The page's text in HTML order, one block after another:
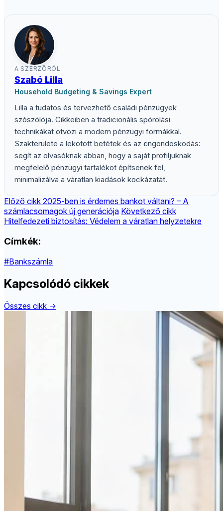
A SZERZŐRŐL
Szabó Lilla
Household Budgeting & Savings Expert
Lilla a tudatos és tervezhető családi pénzügyek
szószólója. Cikkeiben a tradicionális spórolási
technikákat ötvözi a modern pénzügyi formákkal.
Szakterülete a lekötött betétek és az öngondoskodás:
segít az olvasóknak abban, hogy a saját profiljuknak
megfelelő pénzügyi tartalékot építsenek fel,
minimalizálva a váratlan kiadások kockázatát.
Előző cikk 2025-ben is érdemes bankot váltani? – A
számlacsomagok új generációja Következő cikk
Hitelfedezeti biztosítás: Védelem a váratlan helyzetekre
Címkék:
#Bankszámla
Kapcsolódó cikkek
Összes cikk →